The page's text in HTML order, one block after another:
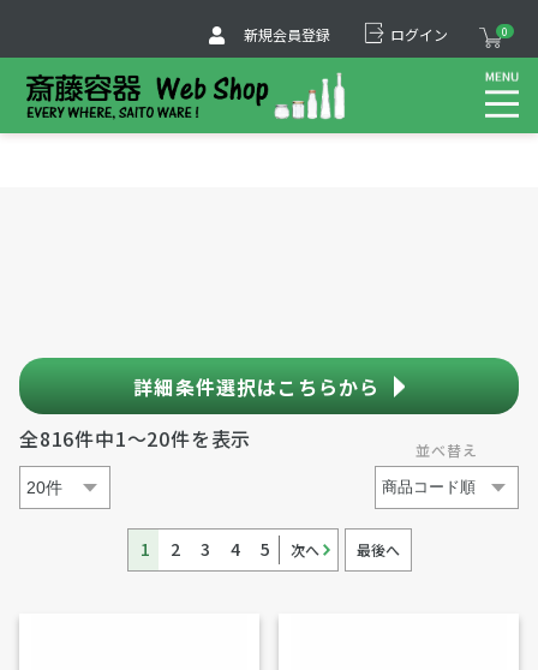
新規会員登録 ログイン 0
詳細条件選択はこちらから
全816件中1～20件を表示
並べ替え
1 2 3 4 5 次へ 最後へ